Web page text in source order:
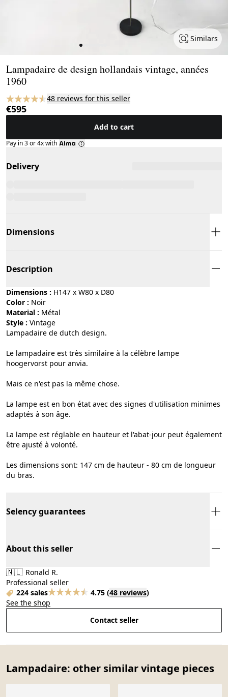
Similars
Lampadaire de design hollandais vintage, années
1960
48 reviews for this seller
€595
Add to cart
Pay in 3 or 4x with
Delivery
Dimensions
Description
Dimensions : H147 x W80 x D80
Color :
noir
Material :
métal
Style :
vintage
Lampadaire de dutch design.
Le lampadaire est très similaire à la célèbre lampe
hoogervorst pour anvia.
Mais ce n'est pas la même chose.
La lampe est en bon état avec des signes d'utilisation minimes
adaptés à son âge.
La lampe est réglable en hauteur et l'abat-jour peut également
être ajusté à volonté.
Les dimensions sont: 147 cm de hauteur - 80 cm de longueur
du bras.
Selency guarantees
About this seller
🇳🇱 Ronald R.
Professional seller
224 sales
4.75 (48 reviews)
See the shop
Contact seller
Lampadaire: other similar vintage pieces